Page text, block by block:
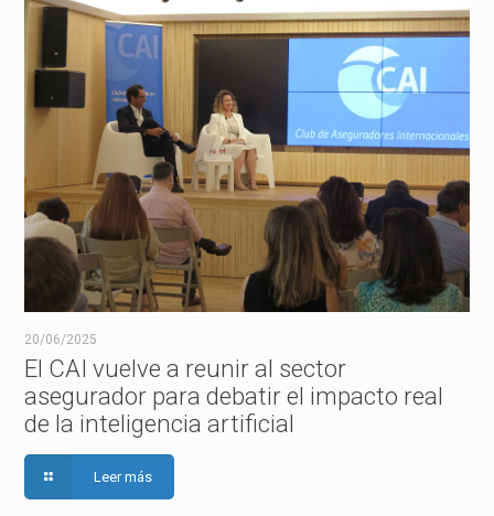
20/06/2025
El CAI vuelve a reunir al sector
asegurador para debatir el impacto real
de la inteligencia artificial
Leer más